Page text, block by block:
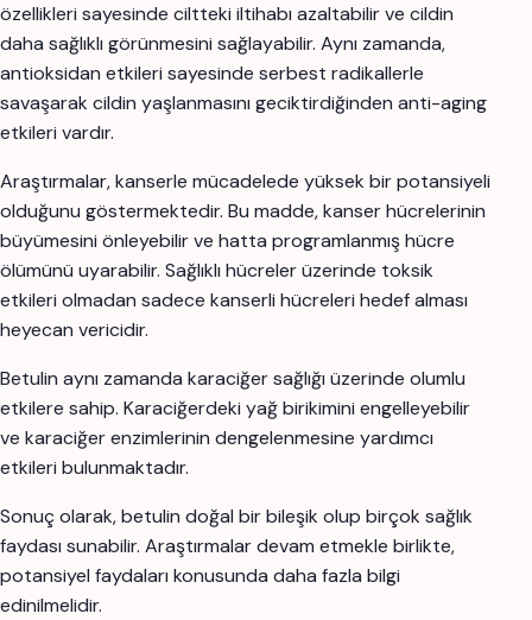
özellikleri sayesinde ciltteki iltihabı azaltabilir ve cildin
daha sağlıklı görünmesini sağlayabilir. Aynı zamanda,
antioksidan etkileri sayesinde serbest radikallerle
savaşarak cildin yaşlanmasını geciktirdiğinden anti-aging
etkileri vardır.
Araştırmalar, kanserle mücadelede yüksek bir potansiyeli
olduğunu göstermektedir. Bu madde, kanser hücrelerinin
büyümesini önleyebilir ve hatta programlanmış hücre
ölümünü uyarabilir. Sağlıklı hücreler üzerinde toksik
etkileri olmadan sadece kanserli hücreleri hedef alması
heyecan vericidir.
Betulin aynı zamanda karaciğer sağlığı üzerinde olumlu
etkilere sahip. Karaciğerdeki yağ birikimini engelleyebilir
ve karaciğer enzimlerinin dengelenmesine yardımcı
etkileri bulunmaktadır.
Sonuç olarak, betulin doğal bir bileşik olup birçok sağlık
faydası sunabilir. Araştırmalar devam etmekle birlikte,
potansiyel faydaları konusunda daha fazla bilgi
edinilmelidir.